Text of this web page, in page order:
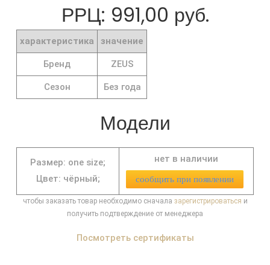
РРЦ: 991,00 руб.
характеристика значение
Бренд ZEUS
Сезон Без года
Модели
Размер: one size;
Цвет: чёрный;
нет в наличии
сообщить при появлении
чтобы заказать товар необходимо сначала зарегистрироваться и
получить подтверждение от менеджера
Посмотреть сертификаты